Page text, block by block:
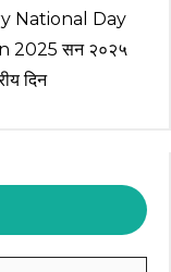
National Day
2025 सन २०२५
दिन